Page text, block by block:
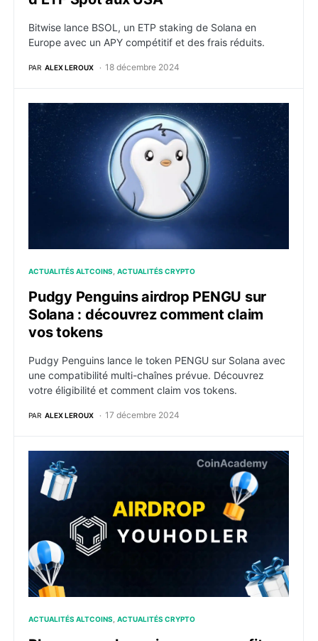
Bitwise lance BSOL, un ETP staking de Solana en
Europe avec un APY compétitif et des frais réduits.
PAR ALEX LEROUX 18 décembre 2024
Pudgy Penguins airdrop PENGU sur Solana :
ACTUALITÉS ALTCOINS ACTUALITÉS CRYPTO
Pudgy Penguins airdrop PENGU sur
Solana : découvrez comment claim
vos tokens
Pudgy Penguins lance le token PENGU sur Solana avec
une compatibilité multi-chaînes prévue. Découvrez
votre éligibilité et comment claim vos tokens.
PAR ALEX LEROUX 17 décembre 2024
Plus que quelques jours pour profiter de l’airdrop
ACTUALITÉS ALTCOINS ACTUALITÉS CRYPTO